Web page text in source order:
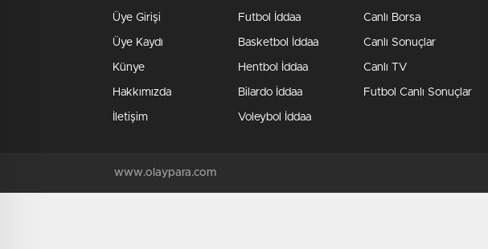
Üye Girişi
Üye Kaydı
Künye
Hakkımızda
İletişim
Futbol İddaa
Basketbol İddaa
Hentbol İddaa
Bilardo İddaa
Voleybol İddaa
Canlı Borsa
Canlı Sonuçlar
Canlı TV
Futbol Canlı Sonuçlar
www.olaypara.com